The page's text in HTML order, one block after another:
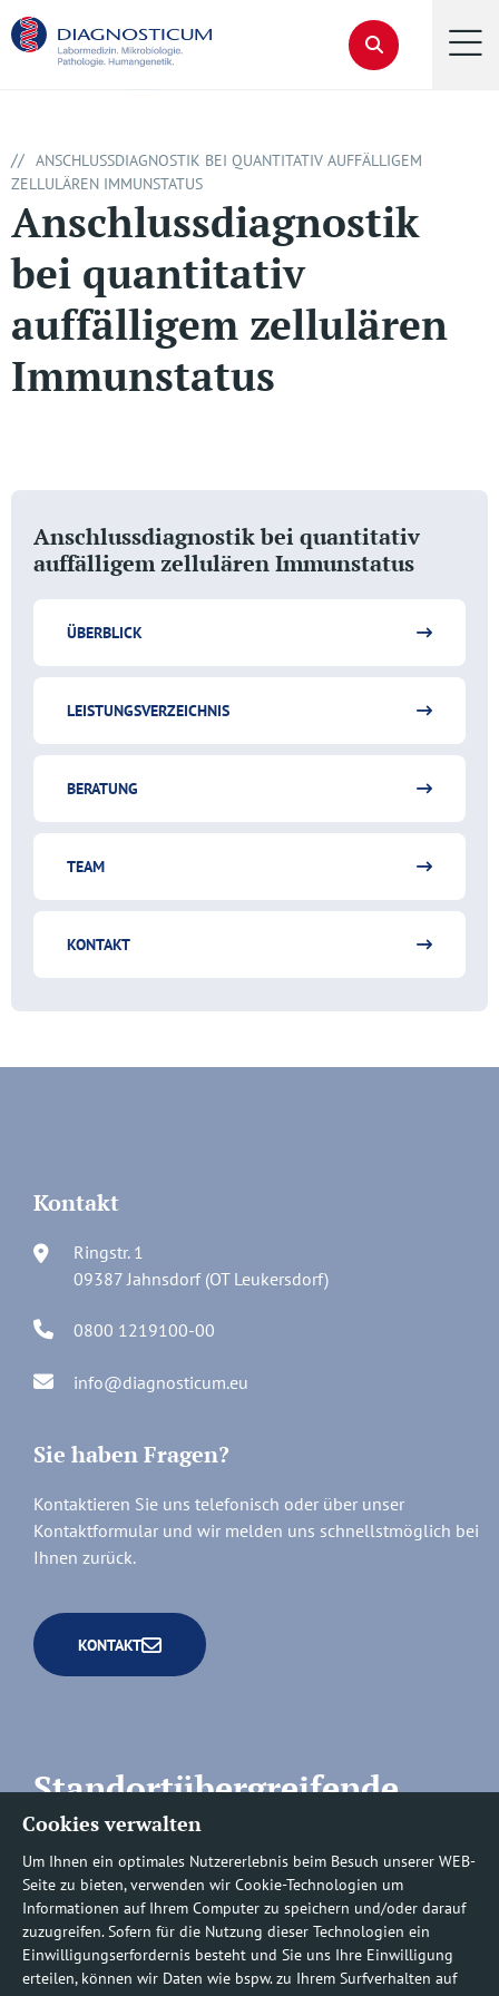
Cookies verwalten
Um Ihnen ein optimales Nutzererlebnis beim Besuch unserer WEB-
Seite zu bieten, verwenden wir Cookie-Technologien um
Informationen auf Ihrem Computer zu speichern und/oder darauf
zuzugreifen. Sofern für die Nutzung dieser Technologien ein
Einwilligungserfordernis besteht und Sie uns Ihre Einwilligung
erteilen, können wir Daten wie bspw. zu Ihrem Surfverhalten auf
Anschlussdiagnostik bei quantitativ
auffälligem zellulären Immunstatus
ÜBERBLICK
LEISTUNGSVERZEICHNIS
BERATUNG
TEAM
KONTAKT
// ANSCHLUSSDIAGNOSTIK BEI QUANTITATIV AUFFÄLLIGEM
ZELLULÄREN IMMUNSTATUS
Anschlussdiagnostik
bei quantitativ
auffälligem zellulären
Immunstatus
Kontakt
Ringstr. 1
09387 Jahnsdorf (OT Leukersdorf)
0800 1219100-00
info@diagnosticum.eu
Sie haben Fragen?
Kontaktieren Sie uns telefonisch oder über unser
Kontaktformular und wir melden uns schnellstmöglich bei
Ihnen zurück.
KONTAKT
Standortübergreifende
Rufnummern
Befundauskünfte/